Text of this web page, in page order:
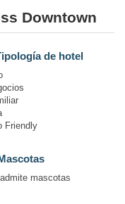
Downtown
de hotel
Friendly
mascotas